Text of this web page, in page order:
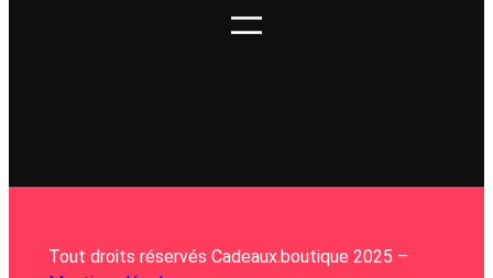
Tout droits réservés Cadeaux.boutique 2025 –